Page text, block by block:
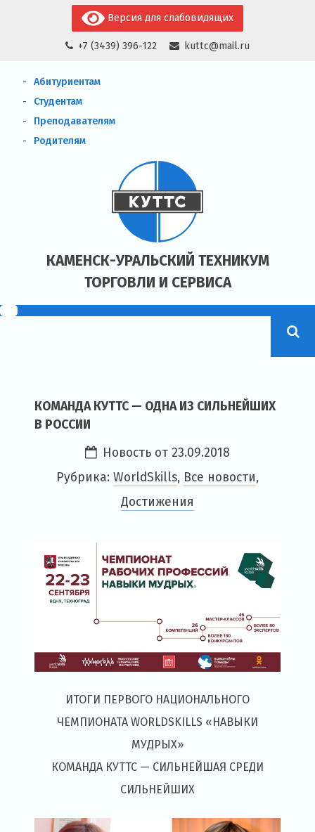
+7 (3439) 396-122 kuttc@mail.ru
Версия для слабовидящих
КАМЕНСК-УРАЛЬСКИЙ ТЕХНИКУМ
ТОРГОВЛИ И СЕРВИСА
Абитуриентам
Студентам
Преподавателям
Родителям
КОМАНДА КУТТС — ОДНА ИЗ СИЛЬНЕЙШИХ
В РОССИИ
Новость от 23.09.2018
Рубрика: WorldSkills, Все новости,
Достижения
ИТОГИ ПЕРВОГО НАЦИОНАЛЬНОГО
ЧЕМПИОНАТА WORLDSKILLS «НАВЫКИ
МУДРЫХ»
КОМАНДА КУТТС — СИЛЬНЕЙШАЯ СРЕДИ
СИЛЬНЕЙШИХ